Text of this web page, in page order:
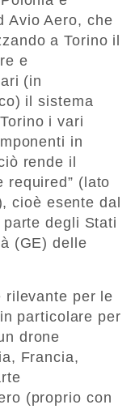
Avio Aero, che
a Torino il
e
(in
il sistema
i vari
in
rende il
required” (lato
cioè esente dal
degli Stati
(GE) delle
rilevante per le
particolare per
drone
Francia,
(proprio con